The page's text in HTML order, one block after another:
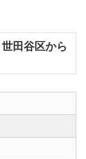
田谷区から